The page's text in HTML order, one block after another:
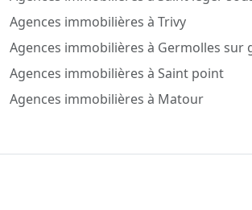
Agences immobilières à Trivy
Agences immobilières à Germolles sur
Agences immobilières à Saint point
Agences immobilières à Matour